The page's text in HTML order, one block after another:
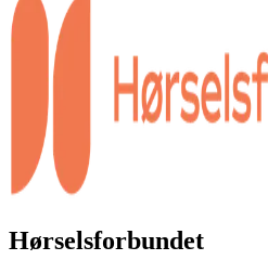
Hørselsforbundet